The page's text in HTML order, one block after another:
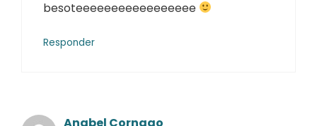
besoteeeeeeeeeeeeeeeee
Responder
Anabel Cornago